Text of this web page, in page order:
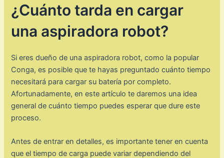
¿Cuánto tarda en cargar
una aspiradora robot?
Si eres dueño de una aspiradora robot, como la popular
Conga, es posible que te hayas preguntado cuánto tiempo
necesitará para cargar su batería por completo.
Afortunadamente, en este artículo te daremos una idea
general de cuánto tiempo puedes esperar que dure este
proceso.
Antes de entrar en detalles, es importante tener en cuenta
que el tiempo de carga puede variar dependiendo del